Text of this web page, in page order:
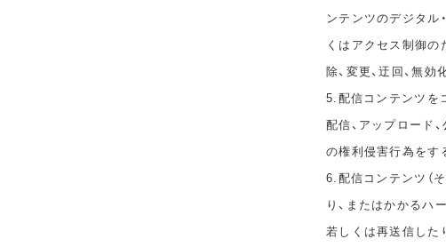
ンテンツのデジタル
くはアクセス制御の
除、変更、迂回、無
5.配信コンテンツを
配信、アップロード
の権利侵害行為をす
6.配信コンテンツ（
り、またはかかるハ
若しくは再送信した